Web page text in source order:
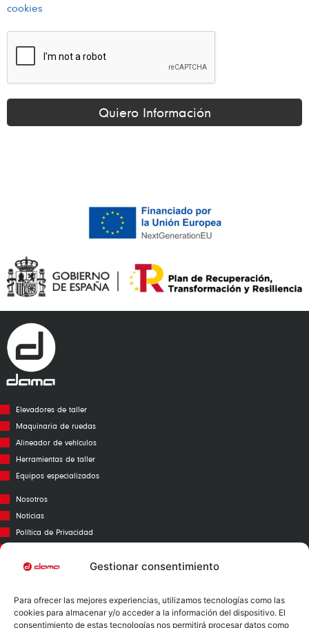
Gestionar consentimiento
Para ofrecer las mejores experiencias, utilizamos tecnologías como las
cookies para almacenar y/o acceder a la información del dispositivo. El
consentimiento de estas tecnologías nos permitirá procesar datos como
cookies
Quiero Información
Elevadores de taller
Maquinaria de ruedas
Alineador de vehículos
Herramientas de taller
Equipos especializados
Nosotros
Noticias
Política de Privacidad
Política de Cookies
Garantías
Catálogo